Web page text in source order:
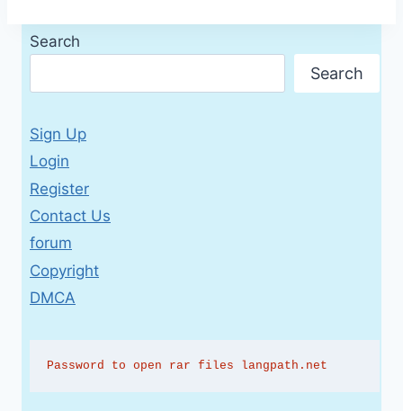
Search
Search
Sign Up
Login
Register
Contact Us
forum
Copyright
DMCA
Password to open rar files langpath.net